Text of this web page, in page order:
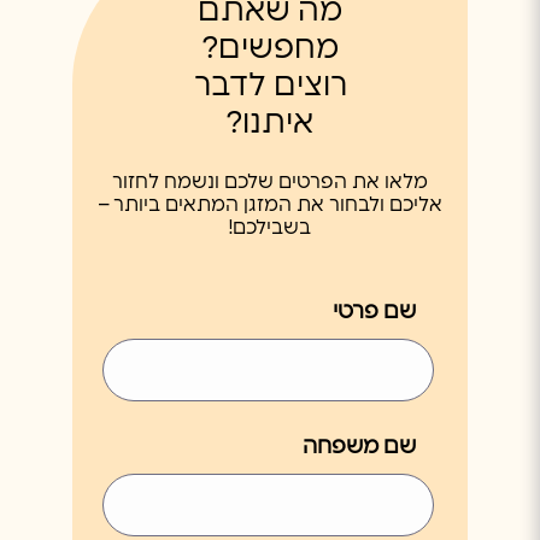
מה שאתם
מחפשים?
רוצים לדבר
איתנו?
מלאו את הפרטים שלכם ונשמח לחזור
אליכם ולבחור את המזגן המתאים ביותר –
בשבילכם!
שם פרטי
שם משפחה